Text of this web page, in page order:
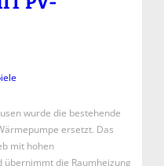
wurde die bestehende
ersetzt. Das
mit hohen
die Raumheizung